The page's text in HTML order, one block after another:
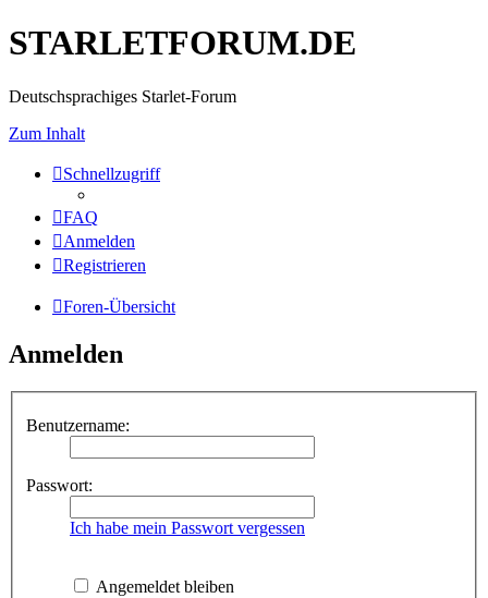
STARLETFORUM.DE
Deutschsprachiges Starlet-Forum
Zum Inhalt
Schnellzugriff
FAQ
Anmelden
Registrieren
Foren-Übersicht
Anmelden
Benutzername:
Passwort:
Ich habe mein Passwort vergessen
Angemeldet bleiben